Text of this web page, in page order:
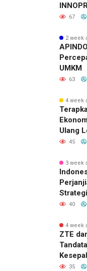
67
2 week
UMKM
63
4 week
Ulang
Ton45
3 week
40
4 week
ZTE
untuk
35